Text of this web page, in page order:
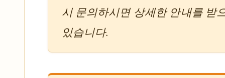
시 문의하시면 상세한 안내를 받
있습니다.